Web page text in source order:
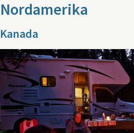
Nordamerika
Kanada